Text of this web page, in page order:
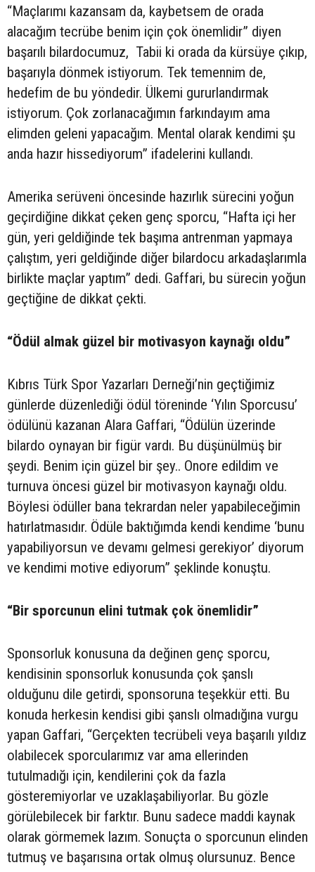
“Maçlarımı kazansam da, kaybetsem de orada
alacağım tecrübe benim için çok önemlidir” diyen
başarılı bilardocumuz, Tabii ki orada da kürsüye çıkıp,
başarıyla dönmek istiyorum. Tek temennim de,
hedefim de bu yöndedir. Ülkemi gururlandırmak
istiyorum. Çok zorlanacağımın farkındayım ama
elimden geleni yapacağım. Mental olarak kendimi şu
anda hazır hissediyorum” ifadelerini kullandı.
Amerika serüveni öncesinde hazırlık sürecini yoğun
geçirdiğine dikkat çeken genç sporcu, “Hafta içi her
gün, yeri geldiğinde tek başıma antrenman yapmaya
çalıştım, yeri geldiğinde diğer bilardocu arkadaşlarımla
birlikte maçlar yaptım” dedi. Gaffari, bu sürecin yoğun
geçtiğine de dikkat çekti.
“Ödül almak güzel bir motivasyon kaynağı oldu”
Kıbrıs Türk Spor Yazarları Derneği’nin geçtiğimiz
günlerde düzenlediği ödül töreninde ‘Yılın Sporcusu’
ödülünü kazanan Alara Gaffari, “Ödülün üzerinde
bilardo oynayan bir figür vardı. Bu düşünülmüş bir
şeydi. Benim için güzel bir şey.. Onore edildim ve
turnuva öncesi güzel bir motivasyon kaynağı oldu.
Böylesi ödüller bana tekrardan neler yapabileceğimin
hatırlatmasıdır. Ödüle baktığımda kendi kendime ‘bunu
yapabiliyorsun ve devamı gelmesi gerekiyor’ diyorum
ve kendimi motive ediyorum” şeklinde konuştu.
“Bir sporcunun elini tutmak çok önemlidir”
Sponsorluk konusuna da değinen genç sporcu,
kendisinin sponsorluk konusunda çok şanslı
olduğunu dile getirdi, sponsoruna teşekkür etti. Bu
konuda herkesin kendisi gibi şanslı olmadığına vurgu
yapan Gaffari, “Gerçekten tecrübeli veya başarılı yıldız
olabilecek sporcularımız var ama ellerinden
tutulmadığı için, kendilerini çok da fazla
gösteremiyorlar ve uzaklaşabiliyorlar. Bu gözle
görülebilecek bir farktır. Bunu sadece maddi kaynak
olarak görmemek lazım. Sonuçta o sporcunun elinden
tutmuş ve başarısına ortak olmuş olursunuz. Bence